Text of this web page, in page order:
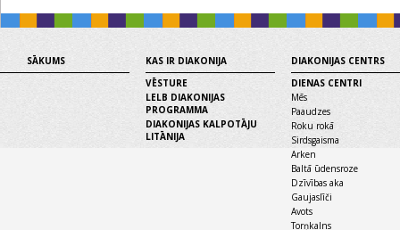
SĀKUMS
KAS IR DIAKONIJA
VĒSTURE
LELB DIAKONIJAS
PROGRAMMA
DIAKONIJAS KALPOTĀJU
LITĀNIJA
DIAKONIJAS CENTRS
DIENAS CENTRI
Mēs
Paaudzes
Roku rokā
Sirdsgaisma
Arken
Baltā ūdensroze
Dzīvības aka
Gaujaslīči
Avots
Torņkalns